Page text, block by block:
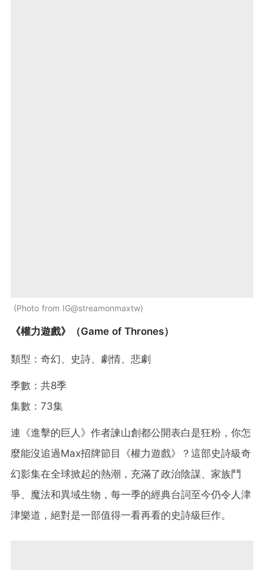
Photo from IG@streamonmaxtw
《權力遊戲》（Game of Thrones）
類型：奇幻、史詩、劇情、悲劇
季數：共8季
集數：73集
連《進擊的巨人》作者諫山創都公開表白是狂粉，你怎
麼能沒追過Max招牌節目《權力遊戲》？這部史詩級奇
幻影集在全球掀起的熱潮，充滿了政治陰謀、家族鬥
爭、魔法和異域生物，每一季的經典台詞至今仍令人津
津樂道，絕對是一部值得一看再看的史詩級巨作。